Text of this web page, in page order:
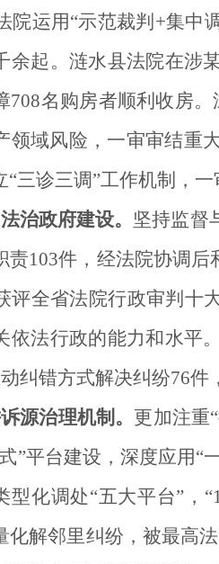
院运用“示范裁判+集中
余起。涟水县法院在涉
708名购房者顺利收房
领域风险，一审审结重
“三诊三调”工作机制，
政府建设。 坚持监督
责103件，经法院协调
评全省法院行政审判十
依法行政的能力和水平
纠错方式解决纠纷76
治理机制。 更加注重
”平台建设，深度应用
型化调处“五大平台”
化解邻里纠纷，被最高